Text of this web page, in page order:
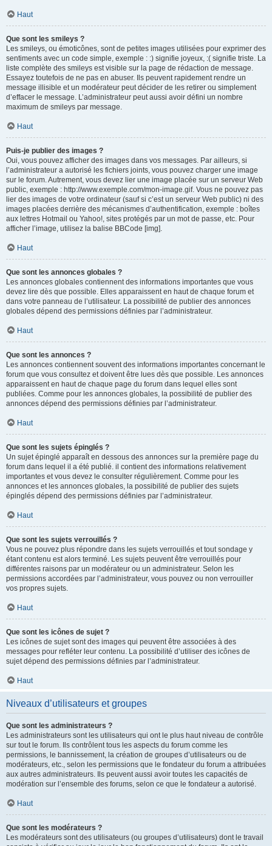
Haut
Que sont les smileys ?
Les smileys, ou émoticônes, sont de petites images utilisées pour exprimer des
sentiments avec un code simple, exemple : :) signifie joyeux, :( signifie triste. La
liste complète des smileys est visible sur la page de rédaction de message.
Essayez toutefois de ne pas en abuser. Ils peuvent rapidement rendre un
message illisible et un modérateur peut décider de les retirer ou simplement
d’effacer le message. L’administrateur peut aussi avoir défini un nombre
maximum de smileys par message.
Haut
Puis-je publier des images ?
Oui, vous pouvez afficher des images dans vos messages. Par ailleurs, si
l’administrateur a autorisé les fichiers joints, vous pouvez charger une image
sur le forum. Autrement, vous devez lier une image placée sur un serveur Web
public, exemple : http://www.exemple.com/mon-image.gif. Vous ne pouvez pas
lier des images de votre ordinateur (sauf si c’est un serveur Web public) ni des
images placées derrière des mécanismes d’authentification, exemple : boîtes
aux lettres Hotmail ou Yahoo!, sites protégés par un mot de passe, etc. Pour
afficher l’image, utilisez la balise BBCode [img].
Haut
Que sont les annonces globales ?
Les annonces globales contiennent des informations importantes que vous
devez lire dès que possible. Elles apparaissent en haut de chaque forum et
dans votre panneau de l’utilisateur. La possibilité de publier des annonces
globales dépend des permissions définies par l’administrateur.
Haut
Que sont les annonces ?
Les annonces contiennent souvent des informations importantes concernant le
forum que vous consultez et doivent être lues dès que possible. Les annonces
apparaissent en haut de chaque page du forum dans lequel elles sont
publiées. Comme pour les annonces globales, la possibilité de publier des
annonces dépend des permissions définies par l’administrateur.
Haut
Que sont les sujets épinglés ?
Un sujet épinglé apparaît en dessous des annonces sur la première page du
forum dans lequel il a été publié. il contient des informations relativement
importantes et vous devez le consulter régulièrement. Comme pour les
annonces et les annonces globales, la possibilité de publier des sujets
épinglés dépend des permissions définies par l’administrateur.
Haut
Que sont les sujets verrouillés ?
Vous ne pouvez plus répondre dans les sujets verrouillés et tout sondage y
étant contenu est alors terminé. Les sujets peuvent être verrouillés pour
différentes raisons par un modérateur ou un administrateur. Selon les
permissions accordées par l’administrateur, vous pouvez ou non verrouiller
vos propres sujets.
Haut
Que sont les icônes de sujet ?
Les icônes de sujet sont des images qui peuvent être associées à des
messages pour refléter leur contenu. La possibilité d’utiliser des icônes de
sujet dépend des permissions définies par l’administrateur.
Haut
Niveaux d’utilisateurs et groupes
Que sont les administrateurs ?
Les administrateurs sont les utilisateurs qui ont le plus haut niveau de contrôle
sur tout le forum. Ils contrôlent tous les aspects du forum comme les
permissions, le bannissement, la création de groupes d’utilisateurs ou de
modérateurs, etc., selon les permissions que le fondateur du forum a attribuées
aux autres administrateurs. Ils peuvent aussi avoir toutes les capacités de
modération sur l’ensemble des forums, selon ce que le fondateur a autorisé.
Haut
Que sont les modérateurs ?
Les modérateurs sont des utilisateurs (ou groupes d’utilisateurs) dont le travail